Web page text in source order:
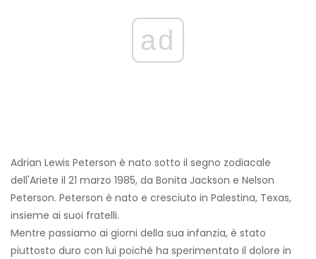
ad
Adrian Lewis Peterson è nato sotto il segno zodiacale
dell'Ariete il 21 marzo 1985, da Bonita Jackson e Nelson
Peterson. Peterson è nato e cresciuto in Palestina, Texas,
insieme ai suoi fratelli.
Mentre passiamo ai giorni della sua infanzia, è stato
piuttosto duro con lui poiché ha sperimentato il dolore in